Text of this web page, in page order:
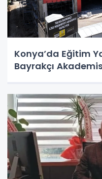
Konya’da Eğitim
Bayrakçı